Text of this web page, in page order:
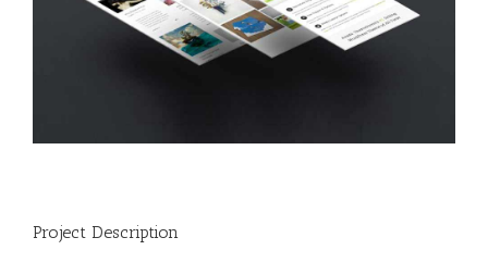
Project Description